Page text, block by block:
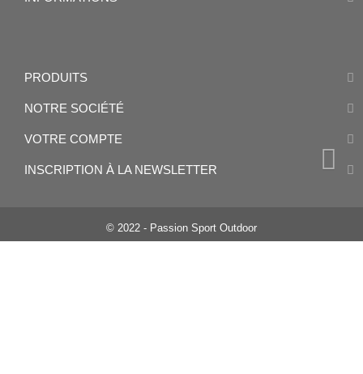
PRODUITS
NOTRE SOCIÉTÉ
VOTRE COMPTE
INSCRIPTION À LA NEWSLETTER
© 2022 - Passion Sport Outdoor